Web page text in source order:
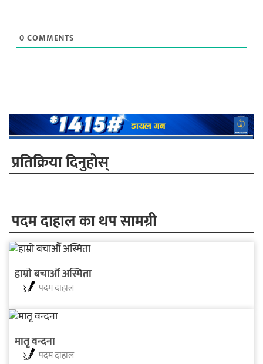
0 COMMENTS
प्रतिक्रिया दिनुहोस्
पदम दाहाल का थप सामग्री
हाम्रो बचाऔँ अस्मिता
पदम दाहाल
मातृ वन्दना
पदम दाहाल